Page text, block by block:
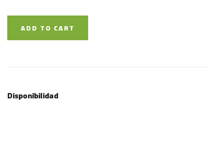
ADD TO CART
Disponibilidad